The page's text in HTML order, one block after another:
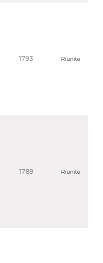
1793 Riunite
1789 Riunite